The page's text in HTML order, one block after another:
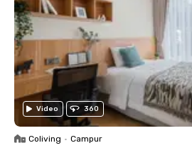
Video 360
Coliving • Campur